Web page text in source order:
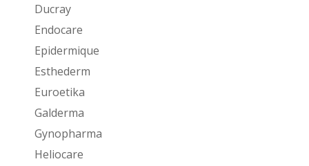
Ducray
Endocare
Epidermique
Esthederm
Euroetika
Galderma
Gynopharma
Heliocare